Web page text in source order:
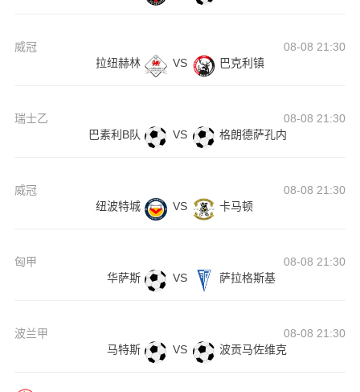
威冠
08-08 21:30
拉纽赫林
VS 巴克利镇
瑞士乙
08-08 21:30
巴素利B队
VS 格朗德萨孔内
威冠
08-08 21:30
纽波特城
VS 卡马顿
匈甲
08-08 21:30
华萨斯
VS 萨拉格斯基
波兰甲
08-08 21:30
马特斯
VS 波贡马佐维克